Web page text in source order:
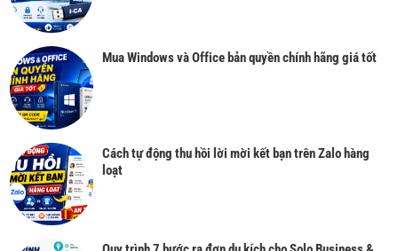
Mua Windows và Office bản quyền chính hãng giá tốt
Cách tự động thu hồi lời mời kết bạn trên Zalo hàng
loạt